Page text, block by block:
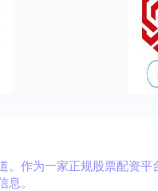
作为一家正规股票配资
。